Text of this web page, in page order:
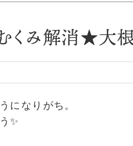
むくみ解消★大
になりがち。
✨